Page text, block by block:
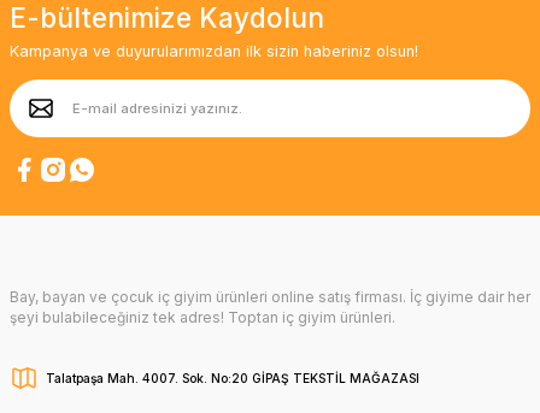
E-bültenimize Kaydolun
Kampanya ve duyurularımızdan ilk sizin haberiniz olsun!
Bay, bayan ve çocuk iç giyim ürünleri online satış firması. İç giyime dair her
şeyi bulabileceğiniz tek adres! Toptan iç giyim ürünleri.
Talatpaşa Mah. 4007. Sok. No:20 GİPAŞ TEKSTİL MAĞAZASI